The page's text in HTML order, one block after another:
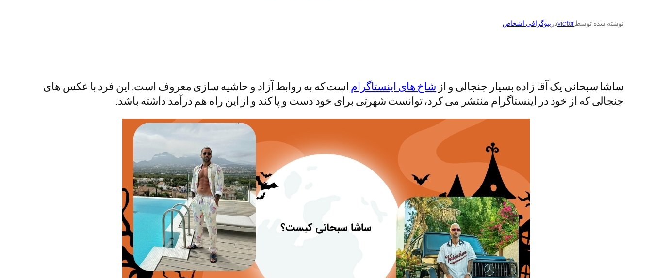
نوشته شده توسطvictorدر بیوگرافی اشخاص
ساشا سبحانی یک آقا زاده بسیار جنجالی و از شاخ های اینستاگرام است که به روابط آزاد و حاشیه سازی معروف است. این فرد با عکس های
جنجالی که از خود در اینستاگرام منتشر می کرد، توانست شهرتی برای خود دست و پا کند و از این راه هم درآمد داشته باشد.